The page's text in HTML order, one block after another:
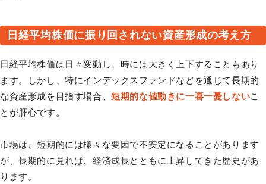
日経平均株価に振り回されない資産形成の考え方
日経平均株価は日々変動し、時には大きく上下することもあり
ます。しかし、特にインデックスファンドなどを通じて長期的
な資産形成を目指す場合、短期的な値動きに一喜一憂しないこ
とが肝心です。
市場は、短期的には様々な要因で不安定になることがあります
が、長期的に見れば、経済成長とともに上昇してきた歴史があ
ります。